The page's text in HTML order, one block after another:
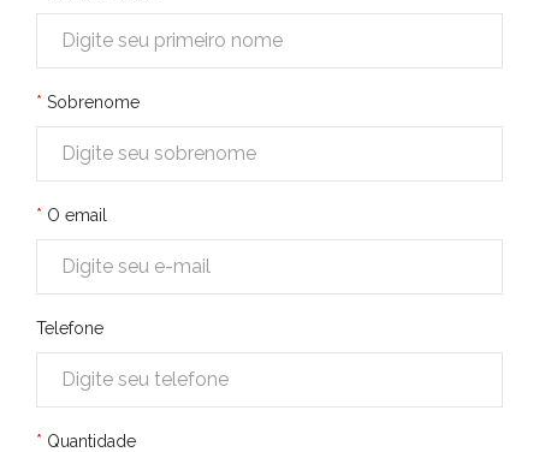
Sobrenome
O email
Telefone
Quantidade